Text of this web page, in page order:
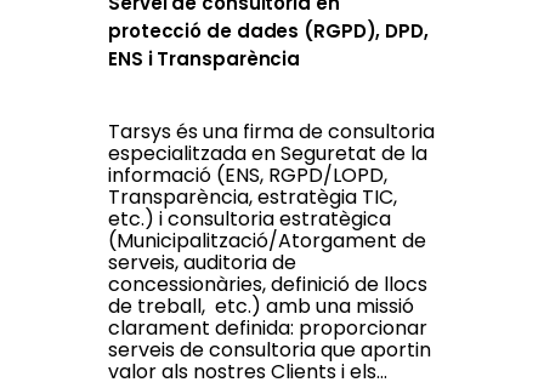
protecció de dades (RGPD), DPD,
ENS i Transparència
Tarsys és una firma de consultoria
especialitzada en Seguretat de la
informació (ENS, RGPD/LOPD,
Transparència, estratègia TIC,
etc.) i consultoria estratègica
(Municipalització/Atorgament de
serveis, auditoria de
concessionàries, definició de llocs
de treball, etc.) amb una missió
clarament definida: proporcionar
serveis de consultoria que aportin
valor als nostres Clients i els...